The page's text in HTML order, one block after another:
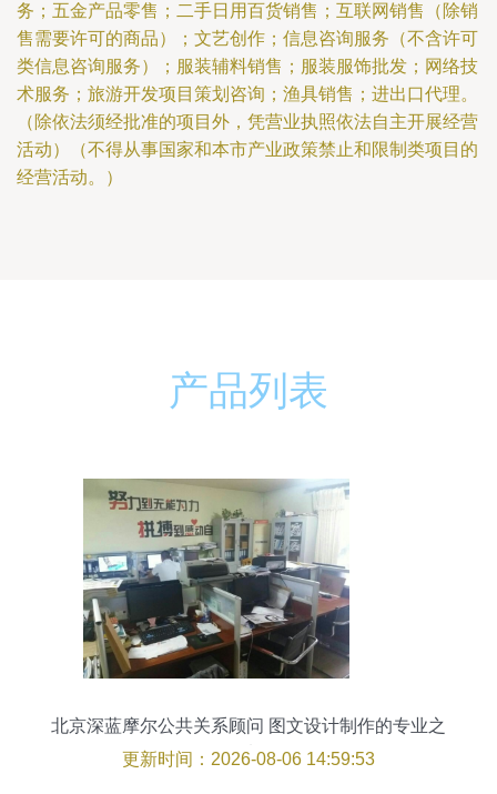
务；五金产品零售；二手日用百货销售；互联网销售（除销
售需要许可的商品）；文艺创作；信息咨询服务（不含许可
类信息咨询服务）；服装辅料销售；服装服饰批发；网络技
术服务；旅游开发项目策划咨询；渔具销售；进出口代理。
（除依法须经批准的项目外，凭营业执照依法自主开展经营
活动）（不得从事国家和本市产业政策禁止和限制类项目的
经营活动。）
产品列表
北京深蓝摩尔公共关系顾问 图文设计制作的专业之
选
更新时间：2026-08-06 14:59:53